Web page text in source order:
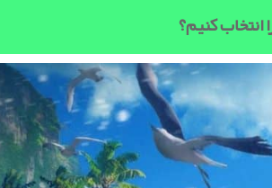
انتخاب کنیم؟